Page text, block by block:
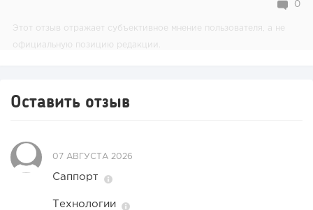
0
Этот отзыв отражает субъективное мнение пользователя, а не
официальную позицию редакции.
Оставить отзыв
07 АВГУСТА 2026
Саппорт
Технологии